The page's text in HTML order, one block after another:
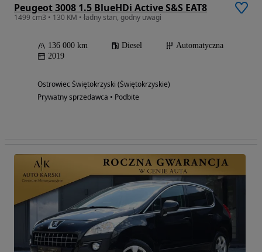
Peugeot 3008 1.5 BlueHDi Active S&S EAT8
1499 cm3 • 130 KM • ładny stan, godny uwagi
136 000 km Diesel
Automatyczna
2019
Ostrowiec Świętokrzyski (Świętokrzyskie)
Prywatny sprzedawca • Podbite